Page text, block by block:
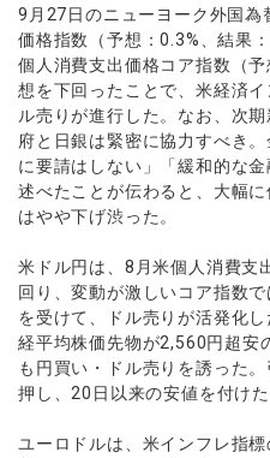
貴金属CFD
ソフトコモディティCFD
NEW
バトルCFD
取引時間
取引計算シミュレーター
注文執行ポリシー
経済指標・予測カレンダー
休眠口座と凍結口座
AXIORYポータル
ストライク インジケータ
MQLシグナル
NEW
通貨インデックス
マーケットニュース
コーポレートニュース
キャンペーン
トレードガイド
NEW
会社概要
役員紹介
お問合せ
よくあるご質問
日本語
عربى
English
Русский
Español
ไทย
Tiếng Việt
口座
デモ口座
法人のお
9月27日のニューヨーク外国為
価格指数（予想：0.3%、結果
個人消費支出価格コア指数（
想を下回ったことで、米経済
ル売りが進行した。なお、次
府と日銀は緊密に協力すべき
に要請はしない」「緩和的な
述べたことが伝わると、大幅
はやや下げ渋った。
米ドル円は、8月米個人消費支
回り、変動が激しいコア指数
を受けて、ドル売りが活発化
経平均株価先物が2,560円超安
も円買い・ドル売りを誘った
押し、20日以来の安値を付けた
ユーロドルは、米インフレ指